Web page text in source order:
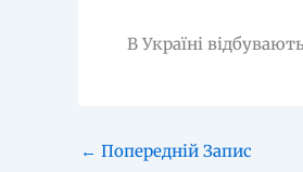
В Україні
← Попередній Запис